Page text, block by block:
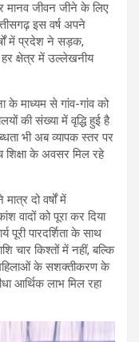
मानव जीवन जीने के लिए
इस वर्ष अपने
में प्रदेश ने सड़क,
हर क्षेत्र में उल्लेखनीय
के माध्यम से गांव-गांव को
की संख्या में वृद्धि हुई है
भी अब व्यापक स्तर पर
के अवसर मिल रहे
दो वर्षों में
वादों को पूरा कर दिया
पूरी पारदर्शिता के साथ
चार किश्तों में नहीं, बल्कि
के सशक्तीकरण के
आर्थिक लाभ मिल रहा